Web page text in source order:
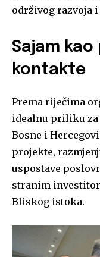
održivog razvoja
Sajam
kontakte
Prema riječima
idealnu priliku
Bosne i
projekte,
uspostave
stranim
Bliskog istoka.